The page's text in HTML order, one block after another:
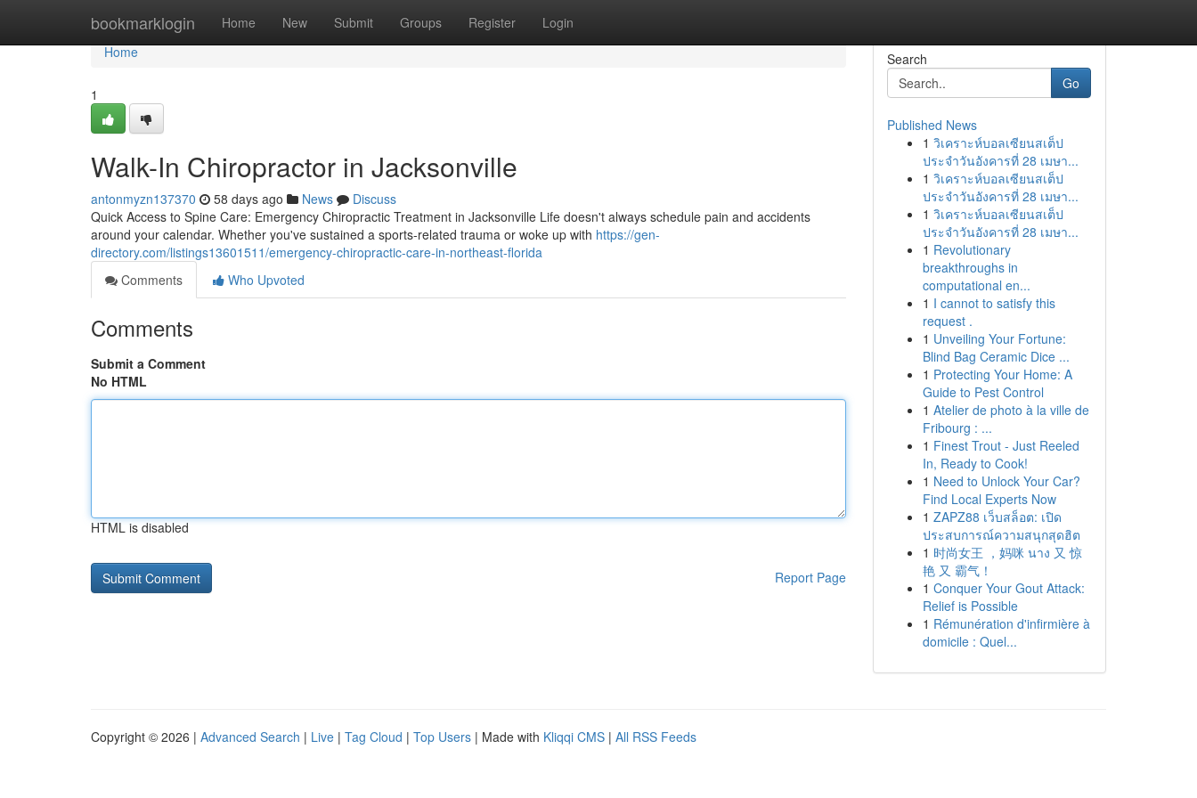
bookmarklogin Home New Submit Groups Register Login
Home
Home
1
Walk-In Chiropractor in Jacksonville
antonmyzn137370 58 days ago News
Discuss
Quick Access to Spine Care: Emergency Chiropractic Treatment in Jacksonville Life doesn't always schedule pain and accidents
around your calendar. Whether you've sustained a sports-related trauma or woke up with https://gen-
directory.com/listings13601511/emergency-chiropractic-care-in-northeast-florida
Comments
Who Upvoted
Comments
Submit a Comment
No HTML
HTML is disabled
Report Page
Search
Go
Published News
1 วิเคราะห์บอลเซียนสเต็ป
ประจำวันอังคารที่ 28 เมษา...
1 วิเคราะห์บอลเซียนสเต็ป
ประจำวันอังคารที่ 28 เมษา...
1 วิเคราะห์บอลเซียนสเต็ป
ประจำวันอังคารที่ 28 เมษา...
1 Revolutionary
breakthroughs in
computational en...
1 I cannot to satisfy this
request .
1 Unveiling Your Fortune:
Blind Bag Ceramic Dice ...
1 Protecting Your Home: A
Guide to Pest Control
1 Atelier de photo à la ville de
Fribourg : ...
1 Finest Trout - Just Reeled
In, Ready to Cook!
1 Need to Unlock Your Car?
Find Local Experts Now
1 ZAPZ88 เว็บสล็อต: เปิด
ประสบการณ์ความสนุกสุดฮิต
1 时尚女王 ，妈咪 นาง 又 惊
艳 又 霸气！
1 Conquer Your Gout Attack:
Relief is Possible
1 Rémunération d'infirmière à
domicile : Quel...
Copyright © 2026 | Advanced Search | Live | Tag Cloud | Top Users | Made with Kliqqi CMS | All RSS Feeds